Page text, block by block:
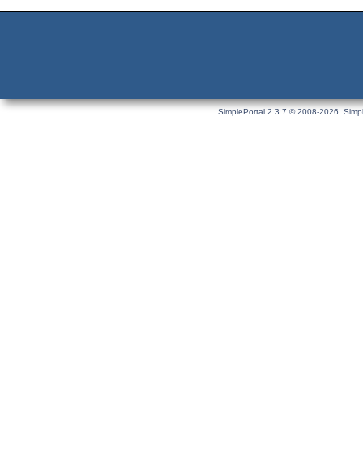
SimplePortal 2.3.7 © 2008-2026,